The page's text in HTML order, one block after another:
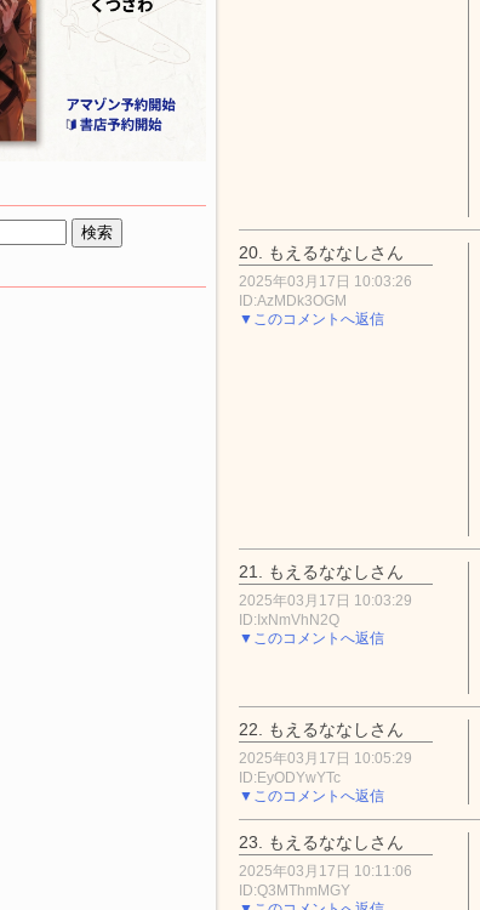
20. もえるななしさん
2025年03月17日 10:03:26
ID:AzMDk3OGM
▼このコメントへ返信
21. もえるななしさん
2025年03月17日 10:03:29
ID:IxNmVhN2Q
▼このコメントへ返信
22. もえるななしさん
2025年03月17日 10:05:29
ID:EyODYwYTc
▼このコメントへ返信
23. もえるななしさん
2025年03月17日 10:11:06
ID:Q3MThmMGY